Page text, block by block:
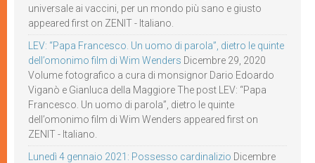
universale ai vaccini, per un mondo più sano e giusto
appeared first on ZENIT - Italiano.
LEV: “Papa Francesco. Un uomo di parola”, dietro le quinte
dell’omonimo film di Wim Wenders Dicembre 29, 2020
Volume fotografico a cura di monsignor Dario Edoardo
Viganò e Gianluca della Maggiore The post LEV: “Papa
Francesco. Un uomo di parola”, dietro le quinte
dell’omonimo film di Wim Wenders appeared first on
ZENIT - Italiano.
Lunedì 4 gennaio 2021: Possesso cardinalizio Dicembre